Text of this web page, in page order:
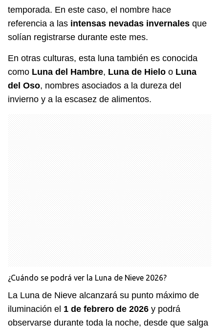
temporada. En este caso, el nombre hace
referencia a las intensas nevadas invernales que
solían registrarse durante este mes.
En otras culturas, esta luna también es conocida
como Luna del Hambre, Luna de Hielo o Luna
del Oso, nombres asociados a la dureza del
invierno y a la escasez de alimentos.
¿Cuándo se podrá ver la Luna de Nieve 2026?
La Luna de Nieve alcanzará su punto máximo de
iluminación el 1 de febrero de 2026 y podrá
observarse durante toda la noche, desde que salga